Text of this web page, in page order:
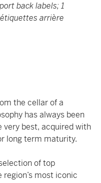
back labels; 1
arrière
the cellar of a
has always been
very best, acquired with
long term maturity.
of top
most iconic